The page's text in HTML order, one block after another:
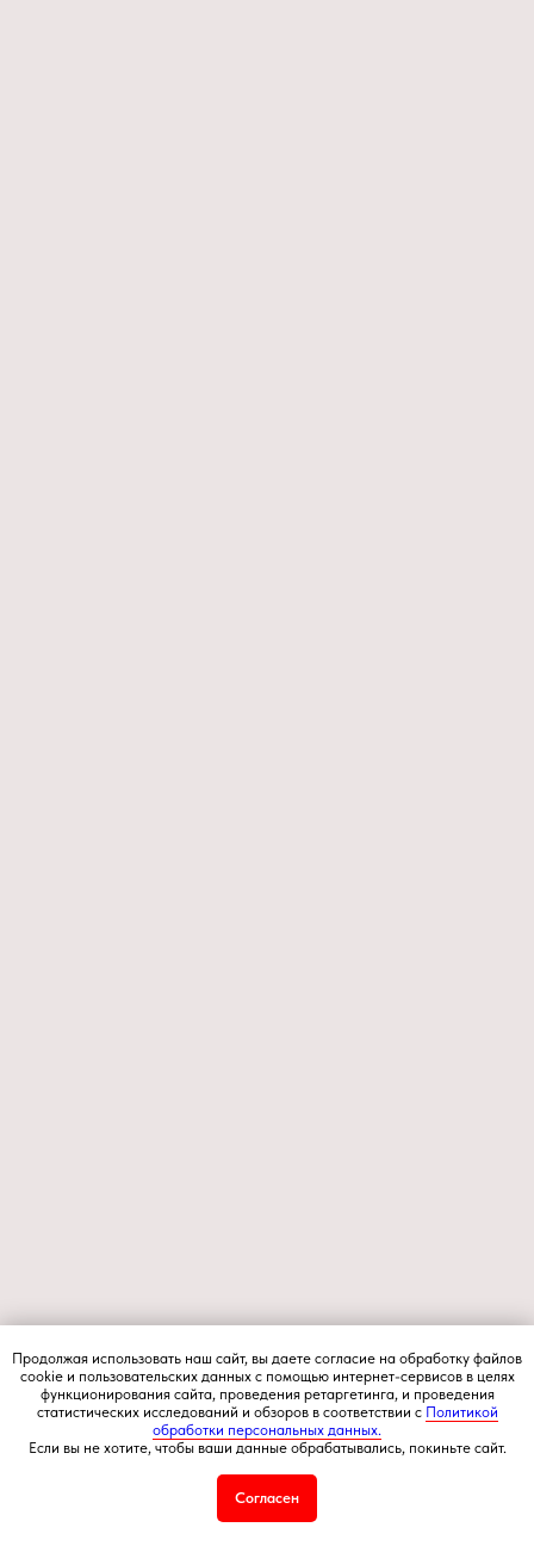
Продолжая использовать наш сайт, вы даете согласие на обработку файлов
cookie и пользовательских данных с помощью интернет-сервисов в целях
функционирования сайта, проведения ретаргетинга, и проведения
статистических исследований и обзоров в соответствии с Политикой
обработки персональных данных.
Если вы не хотите, чтобы ваши данные обрабатывались, покиньте сайт.
Согласен